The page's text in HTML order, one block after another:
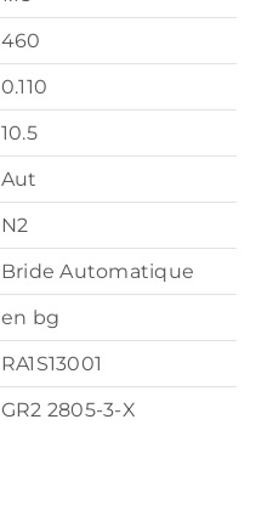
460
0.110
10.5
Aut
N2
Bride Automatique
en bg
RA1S13001
GR2 2805-3-X